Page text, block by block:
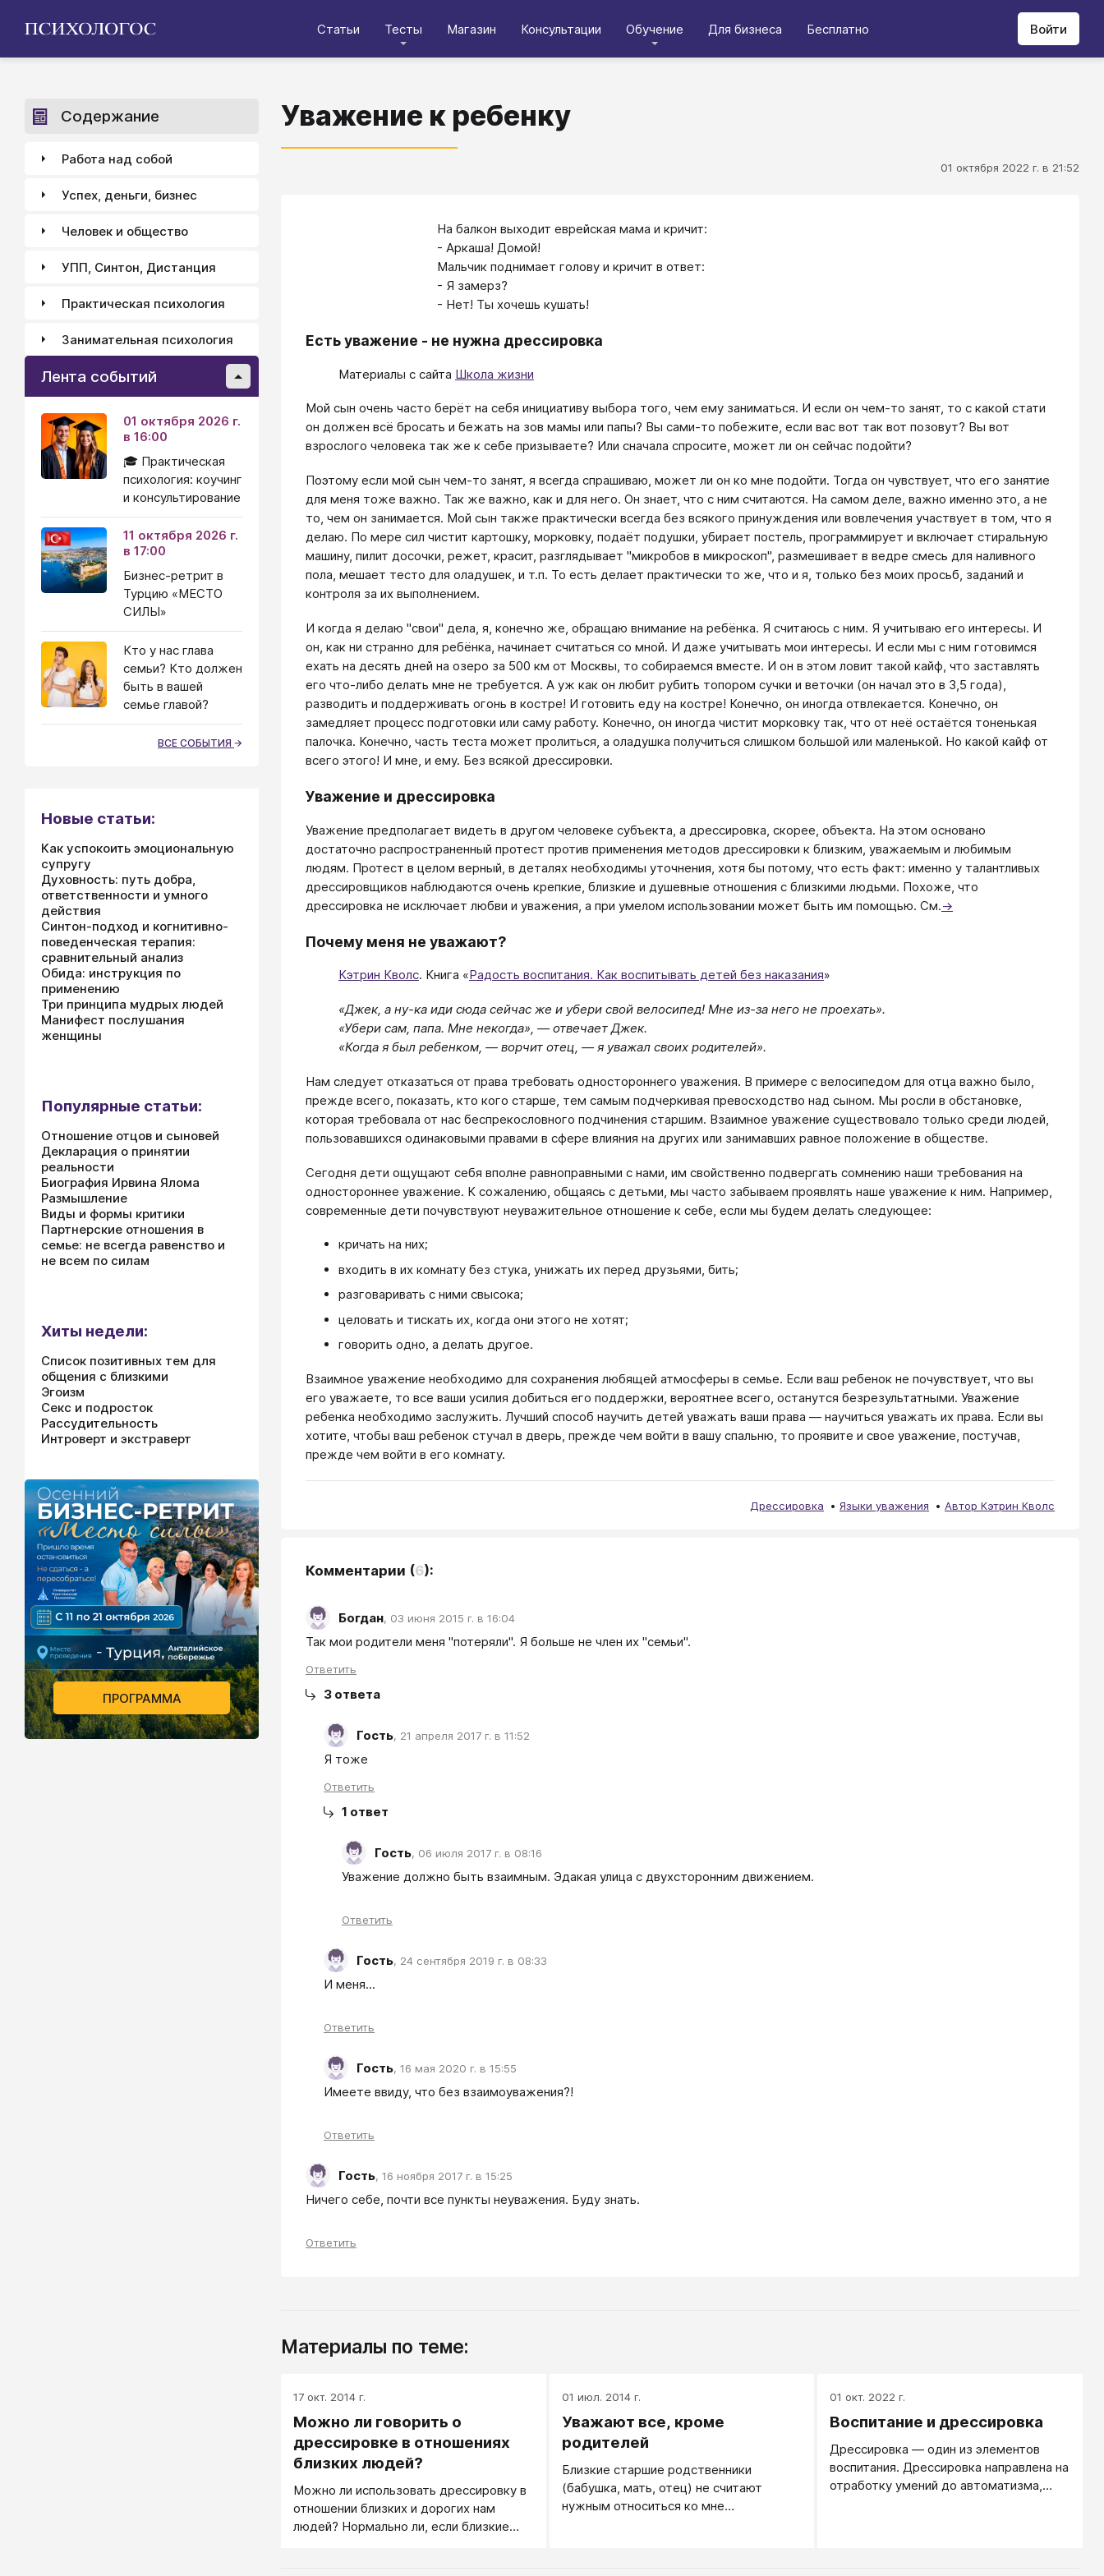
Статьи Тесты Магазин Консультации Обучение Для бизнеса Бесплатно Войти
Уважение к ребенку
01 октября 2022 г. в 21:52
На балкон выходит еврейская мама и кричит:
- Аркаша! Домой!
Мальчик поднимает голову и кричит в ответ:
- Я замерз?
- Нет! Ты хочешь кушать!
Есть уважение - не нужна дрессировка
Материалы с сайта Школа жизни
Мой сын очень часто берёт на себя инициативу выбора того, чем ему заниматься. И если он чем-то занят, то с какой стати
он должен всё бросать и бежать на зов мамы или папы? Вы сами-то побежите, если вас вот так вот позовут? Вы вот
взрослого человека так же к себе призываете? Или сначала спросите, может ли он сейчас подойти?
Поэтому если мой сын чем-то занят, я всегда спрашиваю, может ли он ко мне подойти. Тогда он чувствует, что его занятие
для меня тоже важно. Так же важно, как и для него. Он знает, что с ним считаются. На самом деле, важно именно это, а не
то, чем он занимается. Мой сын также практически всегда без всякого принуждения или вовлечения участвует в том, что я
делаю. По мере сил чистит картошку, морковку, подаёт подушки, убирает постель, программирует и включает стиральную
машину, пилит досочки, режет, красит, разглядывает "микробов в микроскоп", размешивает в ведре смесь для наливного
пола, мешает тесто для оладушек, и т.п. То есть делает практически то же, что и я, только без моих просьб, заданий и
контроля за их выполнением.
И когда я делаю "свои" дела, я, конечно же, обращаю внимание на ребёнка. Я считаюсь с ним. Я учитываю его интересы. И
он, как ни странно для ребёнка, начинает считаться со мной. И даже учитывать мои интересы. И если мы с ним готовимся
ехать на десять дней на озеро за 500 км от Москвы, то собираемся вместе. И он в этом ловит такой кайф, что заставлять
его что-либо делать мне не требуется. А уж как он любит рубить топором сучки и веточки (он начал это в 3,5 года),
разводить и поддерживать огонь в костре! И готовить еду на костре! Конечно, он иногда отвлекается. Конечно, он
замедляет процесс подготовки или саму работу. Конечно, он иногда чистит морковку так, что от неё остаётся тоненькая
палочка. Конечно, часть теста может пролиться, а оладушка получиться слишком большой или маленькой. Но какой кайф от
всего этого! И мне, и ему. Без всякой дрессировки.
Уважение и дрессировка
Уважение предполагает видеть в другом человеке субъекта, а дрессировка, скорее, объекта. На этом основано
достаточно распространенный протест против применения методов дрессировки к близким, уважаемым и любимым
людям. Протест в целом верный, в деталях необходимы уточнения, хотя бы потому, что есть факт: именно у талантливых
дрессировщиков наблюдаются очень крепкие, близкие и душевные отношения с близкими людьми. Похоже, что
дрессировка не исключает любви и уважения, а при умелом использовании может быть им помощью. См.→
Почему меня не уважают?
Кэтрин Кволс. Книга «Радость воспитания. Как воспитывать детей без наказания»
«Джек, а ну-ка иди сюда сейчас же и убери свой велосипед! Мне из-за него не проехать».
«Убери сам, папа. Мне некогда», — отвечает Джек.
«Когда я был ребенком, — ворчит отец, — я уважал своих родителей».
Нам следует отказаться от права требовать одностороннего уважения. В примере с велосипедом для отца важно было,
прежде всего, показать, кто кого старше, тем самым подчеркивая превосходство над сыном. Мы росли в обстановке,
которая требовала от нас беспрекословного подчинения старшим. Взаимное уважение существовало только среди людей,
пользовавшихся одинаковыми правами в сфере влияния на других или занимавших равное положение в обществе.
Сегодня дети ощущают себя вполне равноправными с нами, им свойственно подвергать сомнению наши требования на
одностороннее уважение. К сожалению, общаясь с детьми, мы часто забываем проявлять наше уважение к ним. Например,
современные дети почувствуют неуважительное отношение к себе, если мы будем делать следующее:
кричать на них;
входить в их комнату без стука, унижать их перед друзьями, бить;
разговаривать с ними свысока;
целовать и тискать их, когда они этого не хотят;
говорить одно, а делать другое.
Взаимное уважение необходимо для сохранения любящей атмосферы в семье. Если ваш ребенок не почувствует, что вы
его уважаете, то все ваши усилия добиться его поддержки, вероятнее всего, останутся безрезультатными. Уважение
ребенка необходимо заслужить. Лучший способ научить детей уважать ваши права — научиться уважать их права. Если вы
хотите, чтобы ваш ребенок стучал в дверь, прежде чем войти в вашу спальню, то проявите и свое уважение, постучав,
прежде чем войти в его комнату.
Дрессировка Языки уважения Автор Кэтрин Кволс
Комментарии (6):
Богдан, 03 июня 2015 г. в 16:04
Так мои родители меня "потеряли". Я больше не член их "семьи".
Ответить
3 ответа
Гость, 21 апреля 2017 г. в 11:52
Ответить
1 ответ
Гость, 06 июля 2017 г. в 08:16
Уважение должно быть взаимным. Эдакая улица с двухсторонним движением.
Ответить
Гость, 24 сентября 2019 г. в 08:33
И меня...
Ответить
Гость, 16 мая 2020 г. в 15:55
Имеете ввиду, что без взаимоуважения?!
Ответить
Гость, 16 ноября 2017 г. в 15:25
Ничего себе, почти все пункты неуважения. Буду знать.
Ответить
Материалы по теме:
17 окт. 2014 г.
Можно ли говорить о
дрессировке в отношениях
близких людей?
Можно ли использовать дрессировку в
отношении близких и дорогих нам
людей? Нормально ли, если близкие
01 июл. 2014 г.
Уважают все, кроме
родителей
Близкие старшие родственники
(бабушка, мать, отец) не считают
нужным относиться ко мне
01 окт. 2022 г.
Воспитание и дрессировка
Дрессировка — один из элементов
воспитания. Дрессировка направлена на
отработку умений до автоматизма,
Содержание
Работа над собой
Успех, деньги, бизнес
Человек и общество
УПП, Синтон, Дистанция
Практическая психология
Занимательная психология
Лента событий
01 октября 2026 г.
в 16:00
🎓 Практическая
психология: коучинг
и консультирование
11 октября 2026 г.
в 17:00
Бизнес-ретрит в
Турцию «МЕСТО
СИЛЫ»
Кто у нас глава
семьи? Кто должен
быть в вашей
семье главой?
ВСЕ СОБЫТИЯ
Новые статьи:
Как успокоить эмоциональную
супругу
Духовность: путь добра,
ответственности и умного
действия
Синтон-подход и когнитивно-
поведенческая терапия:
сравнительный анализ
Обида: инструкция по
применению
Три принципа мудрых людей
Манифест послушания
женщины
Популярные статьи:
Отношение отцов и сыновей
Декларация о принятии
реальности
Биография Ирвина Ялома
Размышление
Виды и формы критики
Партнерские отношения в
семье: не всегда равенство и
не всем по силам
Хиты недели:
Список позитивных тем для
общения с близкими
Эгоизм
Секс и подросток
Рассудительность
Интроверт и экстраверт
ПРОГРАММА